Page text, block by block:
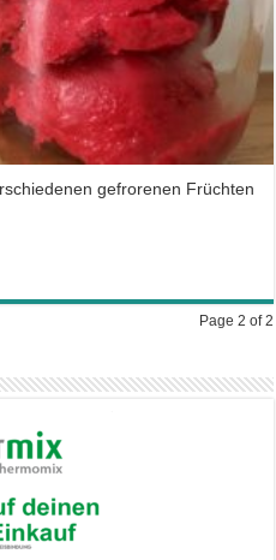
gefrorenen Früchten
Page 2 of 2